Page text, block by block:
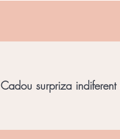
Cadou surpriza